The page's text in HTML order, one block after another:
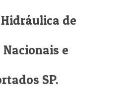
de
Nacionais e
SP.